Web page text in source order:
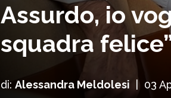
Assurdo, io
squadra
di: Alessandra Meldolesi 03